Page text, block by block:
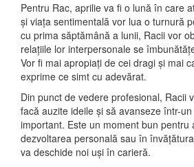
Pentru Rac, aprilie va fi o lună în care
și viața sentimentală vor lua o turnură
cu prima săptămână a lunii, Racii vor
relațiile lor interpersonale se
Vor fi mai apropiați de cei dragi și mai
exprime ce simt cu adevărat.
Din punct de vedere profesional, Racii
facă auzite ideile și să avanseze într-
important. Este un moment bun pentru
dezvoltarea personală sau în
va deschide noi uși în carieră.